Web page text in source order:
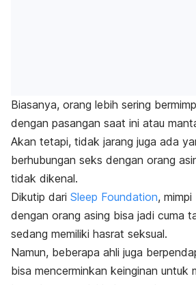
Biasanya, orang lebih sering
dengan pasangan saat ini atau
Akan tetapi, tidak jarang juga ada
berhubungan seks dengan orang
tidak dikenal.
Dikutip dari Sleep Foundation,
dengan orang asing bisa jadi cuma
sedang memiliki hasrat seksual.
Namun, beberapa ahli juga
bisa mencerminkan keinginan untuk